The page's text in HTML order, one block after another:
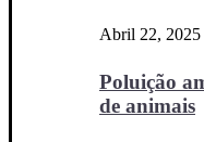
Abril 22, 2025
Poluição
de animais